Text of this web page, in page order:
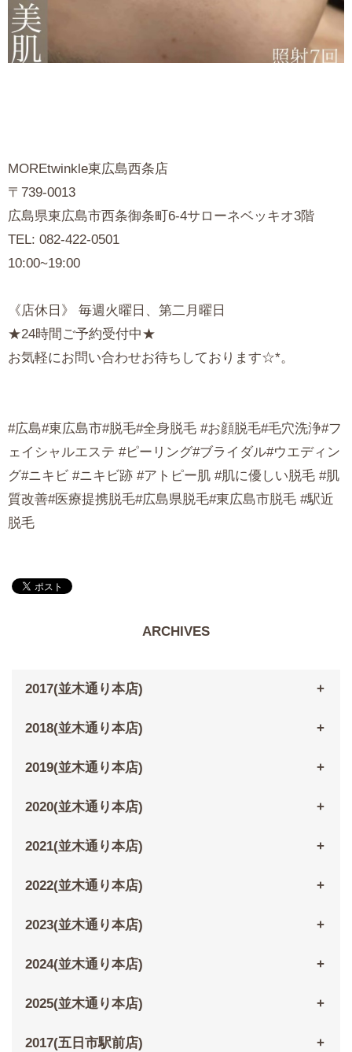
MOREtwinkle東広島西条店
〒739-0013
広島県東広島市西条御条町6-4サローネベッキオ3階
TEL: 082-422-0501
10:00~19:00
《店休日》 毎週火曜日、第二月曜日
★24時間ご予約受付中★
お気軽にお問い合わせお待ちしております☆*。
#広島#東広島市#脱毛#全身脱毛 #お顔脱毛#毛穴洗浄#フ
ェイシャルエステ #ピーリング#ブライダル#ウエディン
グ#ニキビ #ニキビ跡 #アトピー肌 #肌に優しい脱毛 #肌
質改善#医療提携脱毛#広島県脱毛#東広島市脱毛 #駅近
脱毛
ARCHIVES
2017(並木通り本店)
2018(並木通り本店)
2019(並木通り本店)
2020(並木通り本店)
2021(並木通り本店)
2022(並木通り本店)
2023(並木通り本店)
2024(並木通り本店)
2025(並木通り本店)
2017(五日市駅前店)